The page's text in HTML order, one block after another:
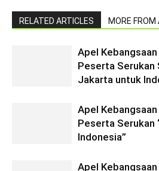
RELATED ARTICLES MORE FROM
Apel
Peserta Serukan
Jakarta untuk
Apel
Peserta Serukan
Indonesia”
Apel